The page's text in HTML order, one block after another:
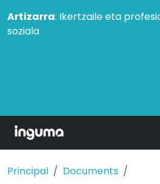
Artizarra: Ikertzaile eta
soziala
Principal Documents